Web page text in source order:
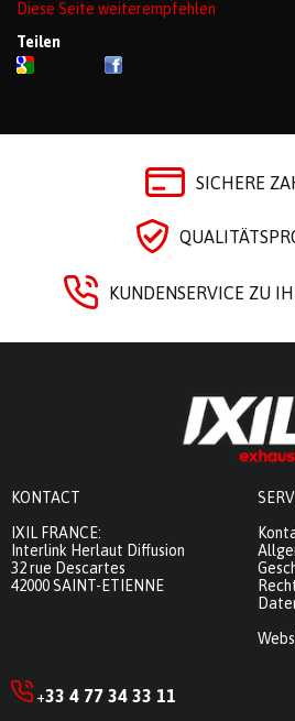
Diese Seite weiterempfehlen
Teilen
SICHERE
KUNDENSERVICE ZU
KONTACT
IXIL FRANCE:
Interlink Herlaut Diffusion
32 rue Descartes
42000 SAINT-ETIENNE
+33 4 77 34 33 11